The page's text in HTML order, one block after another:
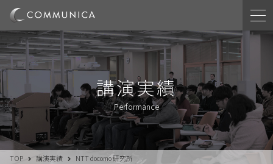
講演実績
Performance
TOP 講演実績 NTT docomo 研究所